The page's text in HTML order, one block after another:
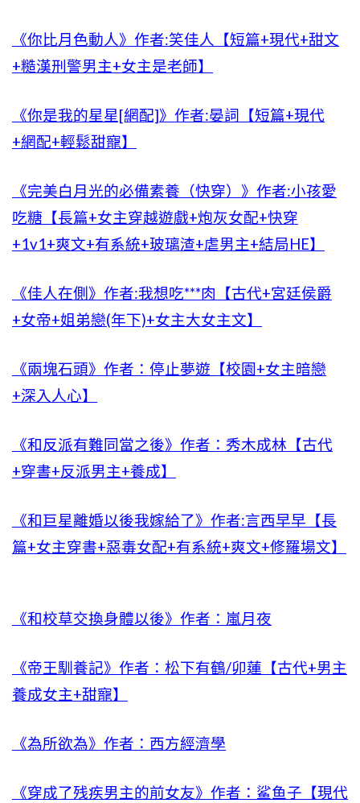
《你比月色動人》作者:笑佳人【短篇+現代+甜文
+糙漢刑警男主+女主是老師】
《你是我的星星[網配]》作者:晏詞【短篇+現代
+網配+輕鬆甜寵】
《完美白月光的必備素養（快穿）》作者:小孩愛
吃糖【長篇+女主穿越遊戲+炮灰女配+快穿
+1v1+爽文+有系統+玻璃渣+虐男主+結局HE】
《佳人在側》作者:我想吃***肉【古代+宮廷侯爵
+女帝+姐弟戀(年下)+女主大女主文】
《兩塊石頭》作者：停止夢遊【校園+女主暗戀
+深入人心】
《和反派有難同當之後》作者：秀木成林【古代
+穿書+反派男主+養成】
《和巨星離婚以後我嫁給了》作者:言西早早【長
篇+女主穿書+惡毒女配+有系統+爽文+修羅場文】
《和校草交換身體以後》作者：嵐月夜
《帝王馴養記》作者：松下有鶴/卯蓮【古代+男主
養成女主+甜寵】
《為所欲為》作者：西方經濟學
《穿成了残疾男主的前女友》作者：鲨鱼子【現代